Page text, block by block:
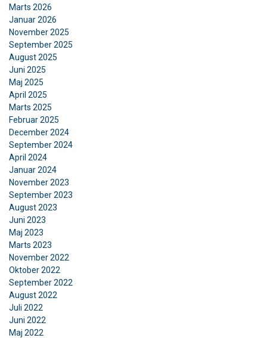
Marts 2026
Januar 2026
November 2025
September 2025
August 2025
Juni 2025
Maj 2025
April 2025
Marts 2025
Februar 2025
December 2024
September 2024
April 2024
Januar 2024
November 2023
September 2023
August 2023
Juni 2023
Maj 2023
Marts 2023
November 2022
Oktober 2022
September 2022
August 2022
Juli 2022
Juni 2022
Maj 2022
oplysninger, som du har givet dem, eller som de
har indsamlet fra din brug af deres tjenester.
Privatlivspolitik
nødvendige
Funktionalitet
VIS DETALJER